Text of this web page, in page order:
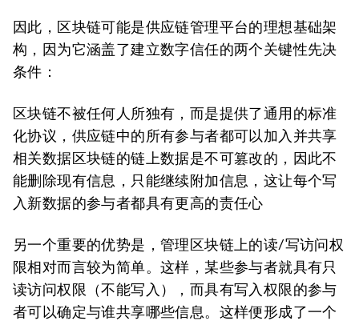
因此，区块链可能是供应链管理平台的理想基础架
构，因为它涵盖了建立数字信任的两个关键性先决
条件：
区块链不被任何人所独有，而是提供了通用的标准
化协议，供应链中的所有参与者都可以加入并共享
相关数据区块链的链上数据是不可篡改的，因此不
能删除现有信息，只能继续附加信息，这让每个写
入新数据的参与者都具有更高的责任心
另一个重要的优势是，管理区块链上的读/写访问权
限相对而言较为简单。这样，某些参与者就具有只
读访问权限（不能写入），而具有写入权限的参与
者可以确定与谁共享哪些信息。这样便形成了一个